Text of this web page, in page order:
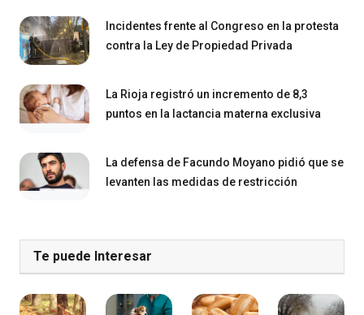
Incidentes frente al Congreso en la protesta
contra la Ley de Propiedad Privada
La Rioja registró un incremento de 8,3
puntos en la lactancia materna exclusiva
La defensa de Facundo Moyano pidió que se
levanten las medidas de restricción
Te puede Interesar